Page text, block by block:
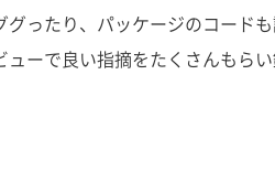
グったり、パッケージのコード
ューで良い指摘をたくさんもら